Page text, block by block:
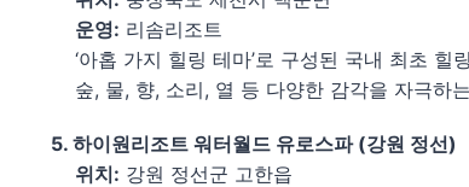
운영: 리솜리조트
‘아홉 가지 힐링 테마’로 구성된 국내 최초 힐
숲, 물, 향, 소리, 열 등 다양한 감각을 자극하
5. 하이원리조트 워터월드 유로스파 (강원 정선)
위치: 강원 정선군 고한읍